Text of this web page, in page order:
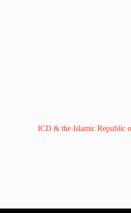
ICD & the Islamic Republic